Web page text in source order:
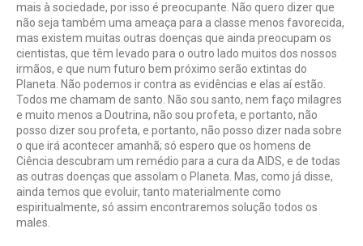
mais à sociedade, por isso é preocupante. Não quero dizer que
não seja também uma ameaça para a classe menos favorecida,
mas existem muitas outras doenças que ainda preocupam os
cientistas, que têm levado para o outro lado muitos dos nossos
irmãos, e que num futuro bem próximo serão extintas do
Planeta. Não podemos ir contra as evidências e elas aí estão.
Todos me chamam de santo. Não sou santo, nem faço milagres
e muito menos a Doutrina, não sou profeta, e portanto, não
posso dizer sou profeta, e portanto, não posso dizer nada sobre
o que irá acontecer amanhã; só espero que os homens de
Ciência descubram um remédio para a cura da AIDS, e de todas
as outras doenças que assolam o Planeta. Mas, como já disse,
ainda temos que evoluir, tanto materialmente como
espiritualmente, só assim encontraremos solução todos os
males.